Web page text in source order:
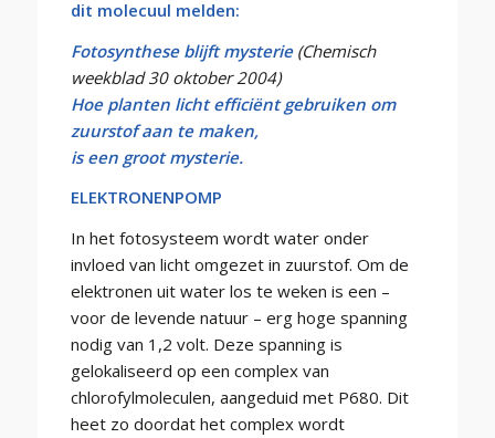
dit molecuul melden:
Fotosynthese blijft mysterie (Chemisch
weekblad 30 oktober 2004)
Hoe planten licht efficiënt gebruiken om
zuurstof aan te maken,
is een groot mysterie.
ELEKTRONENPOMP
In het fotosysteem wordt water onder
invloed van licht omgezet in zuurstof. Om de
elektronen uit water los te weken is een –
voor de levende natuur – erg hoge spanning
nodig van 1,2 volt. Deze spanning is
gelokaliseerd op een complex van
chlorofylmoleculen, aangeduid met P680. Dit
heet zo doordat het complex wordt